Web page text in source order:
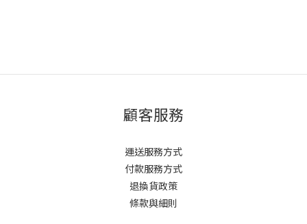
顧客服務
運送服務方式
付款服務方式
退換貨政策
條款與細則